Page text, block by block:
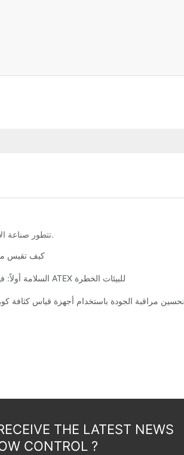
تتطور صناعة الأدوية باستمرار، ومع هذا التطور تأتي الحاجة إلى التكنولوجيا المبتكرة لتبسيط العمليات وضمان الدقة.
كيف تقيس
السلامة أولاً: فهم عدادات التدفق ATEX للبيئات الخطرة
تحسين مراقبة الجودة باستخدام أجهزة قياس كثافة
THE LATEST NEWS
CONTROL ?